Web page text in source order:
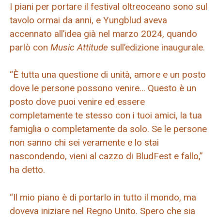
I piani per portare il festival oltreoceano sono sul
tavolo ormai da anni, e Yungblud aveva
accennato all’idea già nel marzo 2024, quando
parlò con Music Attitude sull’edizione inaugurale.
“È tutta una questione di unità, amore e un posto
dove le persone possono venire… Questo è un
posto dove puoi venire ed essere
completamente te stesso con i tuoi amici, la tua
famiglia o completamente da solo. Se le persone
non sanno chi sei veramente e lo stai
nascondendo, vieni al cazzo di BludFest e fallo,”
ha detto.
“Il mio piano è di portarlo in tutto il mondo, ma
doveva iniziare nel Regno Unito. Spero che sia